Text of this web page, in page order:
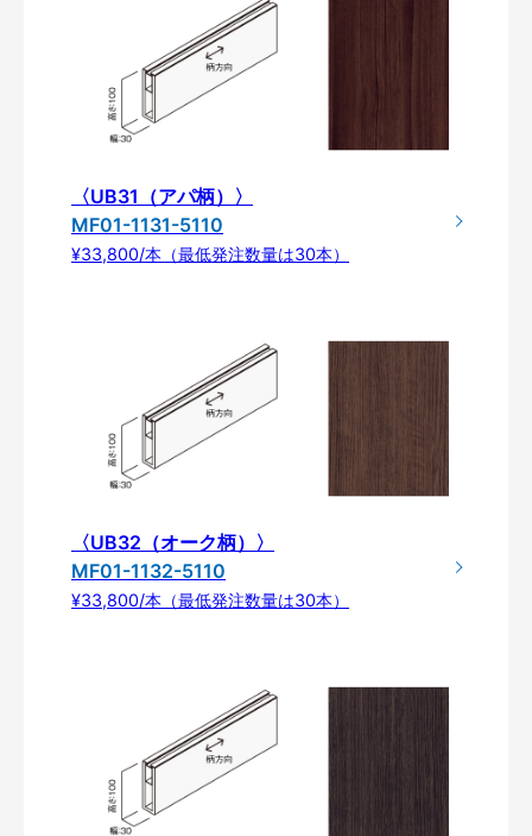
〈UB31（アパ柄）〉
MF01-1131-5110
¥33,800/本（最低発注数量は30本）
〈UB32（オーク柄）〉
MF01-1132-5110
¥33,800/本（最低発注数量は30本）